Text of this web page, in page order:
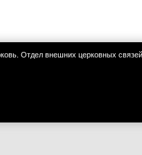
Отдел внешних церковных связей